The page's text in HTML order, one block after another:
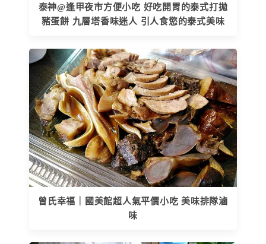
泰神@逢甲夜市方便小吃 好吃開胃的泰式打拋
豬蛋餅 九層塔香味迷人 引人食慾的泰式美味
曾氏幸福｜國美館超人氣平價小吃 美味排隊滷
味